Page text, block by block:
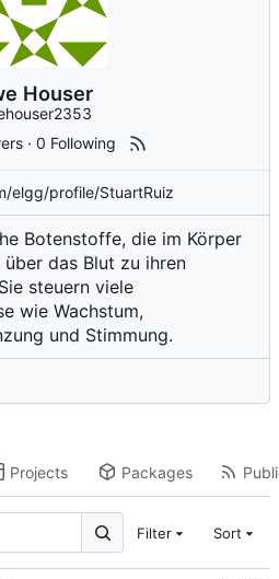
Houser
·0 Following
elgg/profile/StuartRuiz
Botenstoffe, die im Körper
das Blut zu ihren
steuern viele
wie Wachstum,
und Stimmung.
Projects Packages
Filter Sort